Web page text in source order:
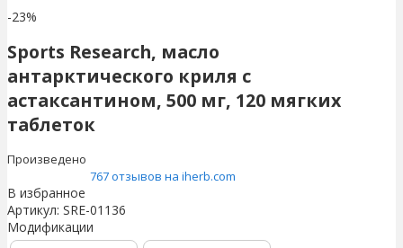
-23%
Sports Research, масло
антарктического криля с
астаксантином, 500 мг, 120 мягких
таблеток
Произведено
767 отзывов на iherb.com
В избранное
Артикул: SRE-01136
Модификации